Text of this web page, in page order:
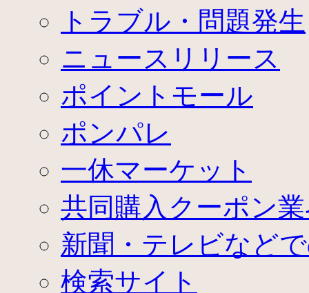
トラブル・問題発生
ニュースリリース
ポイントモール
ポンパレ
一休マーケット
共同購入クーポン
新聞・テレビなど
検索サイト